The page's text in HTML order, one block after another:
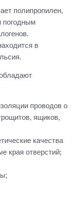
полипропилен,
погодным
в
проводов о
ящиков,
качества
края отверстий;